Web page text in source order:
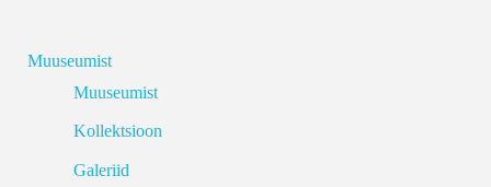
Muuseumist
Muuseumist
Kollektsioon
Galeriid